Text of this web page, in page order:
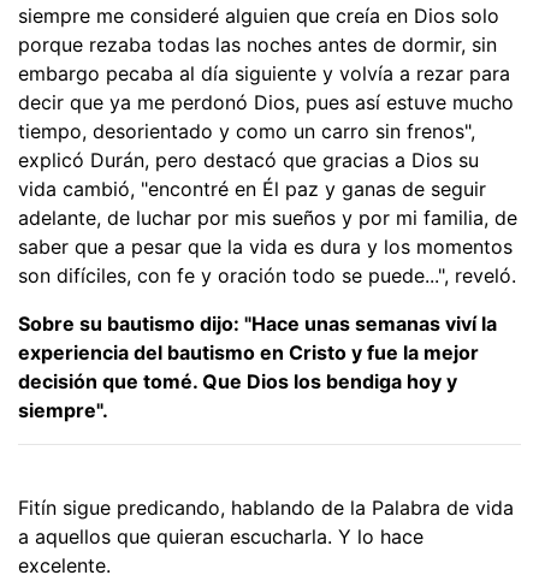
siempre me consideré alguien que creía en Dios solo
porque rezaba todas las noches antes de dormir, sin
embargo pecaba al día siguiente y volvía a rezar para
decir que ya me perdonó Dios, pues así estuve mucho
tiempo, desorientado y como un carro sin frenos",
explicó Durán, pero destacó que gracias a Dios su
vida cambió, "encontré en Él paz y ganas de seguir
adelante, de luchar por mis sueños y por mi familia, de
saber que a pesar que la vida es dura y los momentos
son difíciles, con fe y oración todo se puede...", reveló.
Sobre su bautismo dijo: "Hace unas semanas viví la
experiencia del bautismo en Cristo y fue la mejor
decisión que tomé. Que Dios los bendiga hoy y
siempre".
Fitín sigue predicando, hablando de la Palabra de vida
a aquellos que quieran escucharla. Y lo hace
excelente.